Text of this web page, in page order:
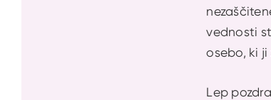
vednosti
osebo, ki ji
Lep